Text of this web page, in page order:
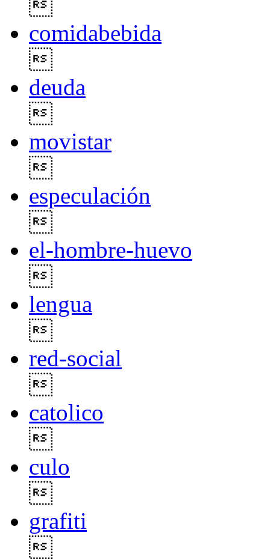
comidabebida
deuda
movistar
especulación
el-hombre-huevo
lengua
red-social
catolico
culo
grafiti